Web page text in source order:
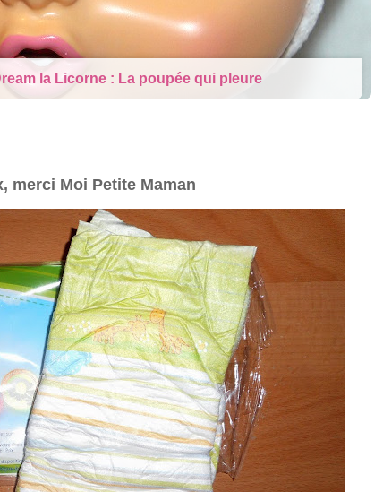
la Licorne : La poupée qui pleure
merci Moi Petite Maman